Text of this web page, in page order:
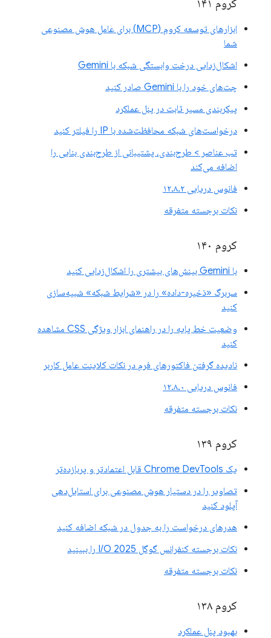
کروم ۱۴۱
ابزارهای توسعه کروم (MCP) برای عامل هوش مصنوعی
شما
اشکال‌زدایی درخت وابستگی شبکه با Gemini
چت‌های خود را با Gemini صادر کنید
پیکربندی مسیر ثابت در پنل عملکرد
درخواست‌های شبکه محافظت‌شده با IP را فیلتر کنید
تب عناصر > طرح‌بندی، پشتیبانی از طرح‌بندی بنایی را
اضافه می‌کند
فانوس دریایی ۱۲.۸.۲
نکات برجسته متفرقه
کروم ۱۴۰
با Gemini بینش‌های بیشتری را اشکال‌زدایی کنید
سربرگ «ذخیره-داده» را در «شرایط شبکه» شبیه‌سازی
کنید
وضعیت خط پایه را در راهنمای ابزار ویژگی CSS مشاهده
کنید
نادیده گرفتن فاکتورهای فرم در نکات کلاینت عامل کاربر
فانوس دریایی ۱۲.۸.۰
نکات برجسته متفرقه
کروم ۱۳۹
یک Chrome DevTools قابل اعتمادتر و پربازده‌تر
تصاویر را در دستیار هوش مصنوعی برای استایل‌دهی
آپلود کنید
هدرهای درخواست را به جدول در شبکه اضافه کنید
نکات برجسته کنفرانس گوگل I/O 2025 را ببینید
نکات برجسته متفرقه
کروم ۱۳۸
بهبود پنل عملکرد